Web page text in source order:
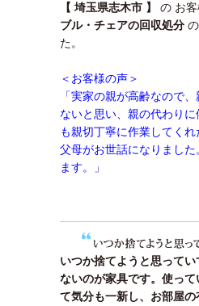
【 埼玉県志木市 】 の お客
ブル・チェアの回収処分
た。
＜お客様の声＞
「実家の親が高齢なので
ないと思い、親の代わり
も親切丁寧に作業してくれ
父母がお世話になりまし
ます。」
いつか捨てようと思って
ないのが家具です。使っ
て気分も一新し、お部屋